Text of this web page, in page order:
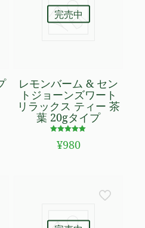
完売中
レモンバーム & セン
トジョーンズワート
リラックス ティー 茶
葉 20gタイプ
5.00
¥980